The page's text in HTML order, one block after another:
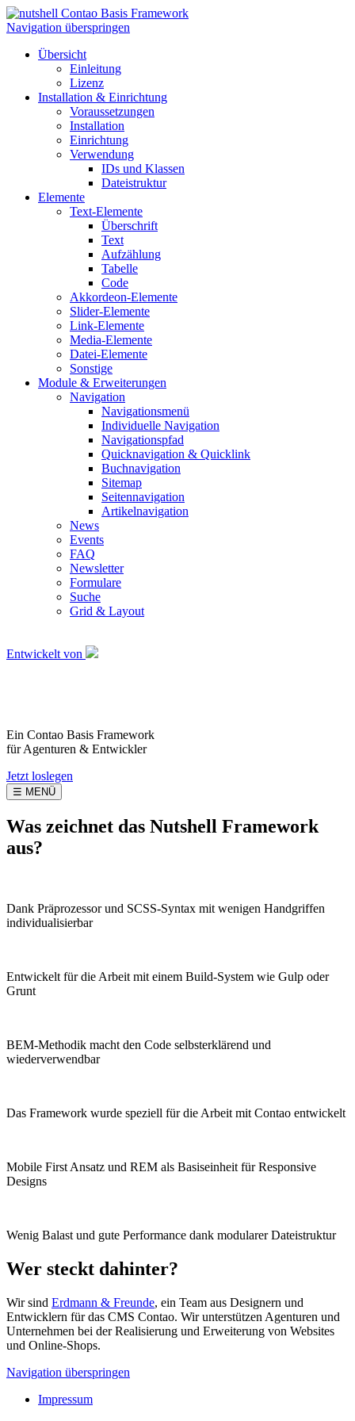
Contao Basis Framework
Navigation überspringen
Übersicht
Einleitung
Lizenz
Installation & Einrichtung
Voraussetzungen
Installation
Einrichtung
Verwendung
IDs und Klassen
Dateistruktur
Elemente
Text-Elemente
Überschrift
Text
Aufzählung
Tabelle
Code
Akkordeon-Elemente
Slider-Elemente
Link-Elemente
Media-Elemente
Datei-Elemente
Sonstige
Module & Erweiterungen
Navigation
Navigationsmenü
Individuelle Navigation
Navigationspfad
Quicknavigation & Quicklink
Buchnavigation
Sitemap
Seitennavigation
Artikelnavigation
News
Events
FAQ
Newsletter
Formulare
Suche
Grid & Layout
Entwickelt von
Ein Contao Basis Framework
für Agenturen & Entwickler
Jetzt loslegen
☰ MENÜ
Was zeichnet das Nutshell Framework
aus?
Dank Präprozessor und SCSS-Syntax mit wenigen Handgriffen
individualisierbar
Entwickelt für die Arbeit mit einem Build-System wie Gulp oder
Grunt
BEM-Methodik macht den Code selbsterklärend und
wiederverwendbar
Das Framework wurde speziell für die Arbeit mit Contao entwickelt
Mobile First Ansatz und REM als Basiseinheit für Responsive
Designs
Wenig Balast und gute Performance dank modularer Dateistruktur
Wer steckt dahinter?
Wir sind Erdmann & Freunde, ein Team aus Designern und
Entwicklern für das CMS Contao. Wir unterstützen Agenturen und
Unternehmen bei der Realisierung und Erweiterung von Websites
und Online-Shops.
Navigation überspringen
Impressum